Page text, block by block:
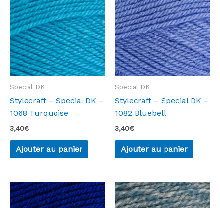
Special DK
Stylecraft – Special DK –
1068 Turquoise
3,40€
Ajouter au panier
Special DK
Stylecraft – Special DK –
1082 Bluebell
3,40€
Ajouter au panier